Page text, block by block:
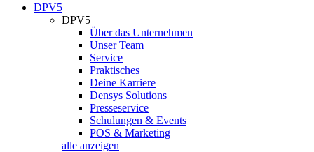
DPV5
DPV5
Über das Unternehmen
Unser Team
Service
Praktisches
Deine Karriere
Densys Solutions
Presseservice
Schulungen & Events
POS & Marketing
alle anzeigen